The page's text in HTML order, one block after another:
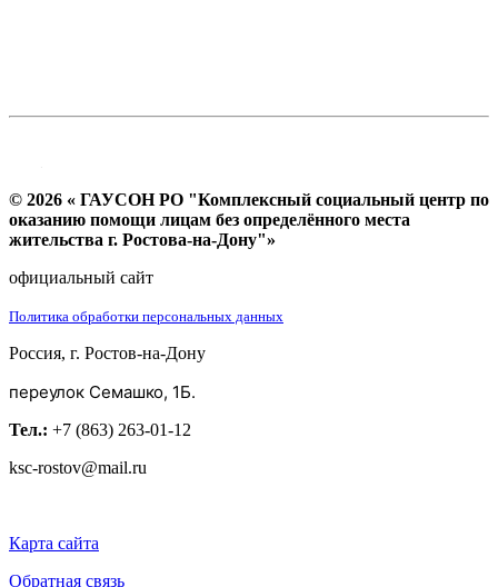
© 2026 « ГАУСОН РО "Комплексный социальный центр по
оказанию помощи лицам без определённого места
жительства г. Ростова-на-Дону"»
официальный сайт
Политика обработки персональных данных
Россия, г. Ростов-на-Дону
переулок Семашко, 1Б.
Тел.: +7 (863) 263-01-12
ksc-rostov@mail.ru
Карта сайта
Обратная связь